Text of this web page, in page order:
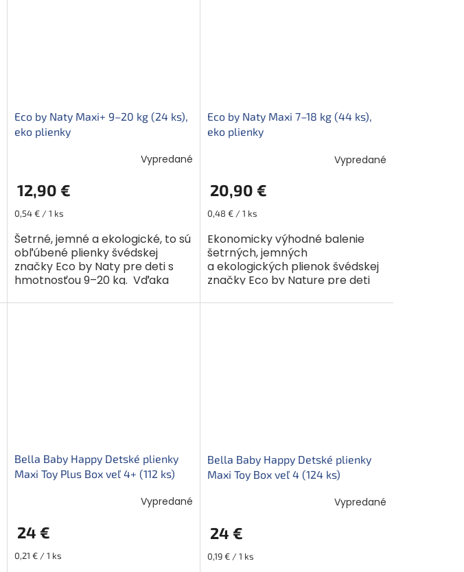
Eco by Naty Maxi+ 9–20 kg (24 ks),
eko plienky
Vypredané
12,90 €
Jednotková
0,54 € / 1 ks
Šetrné, jemné a ekologické, to sú
obľúbené plienky švédskej
značky Eco by Naty pre deti s
hmotnosťou 9–20 kg. Vďaka
viac sajú. Sú šetrné ako pre...
Eco by Naty Maxi 7–18 kg (44 ks),
eko plienky
Vypredané
20,90 €
Jednotková
0,48 € / 1 ks
Ekonomicky výhodné balenie
šetrných, jemných
a ekologických plienok švédskej
značky Eco by Nature pre deti
vylepšenému jadru teraz ešte
Bella Baby Happy Detské plienky
Maxi Toy Plus Box veľ 4+ (112 ks)
Vypredané
24 €
Jednotková
0,21 € / 1 ks
Bella Baby Happy Detské plienky
Maxi Toy Box veľ 4 (124 ks)
Vypredané
24 €
Jednotková
0,19 € / 1 ks